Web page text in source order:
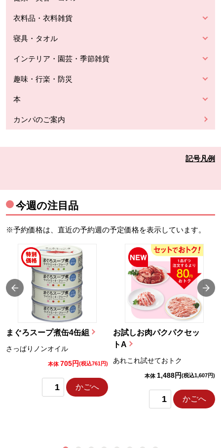
衣料品・衣料雑貨
寝具・タオル
インテリア・園芸・季節雑貨
趣味・行楽・防災
本
カンパのご案内
記号凡例
今週の注目品
※予約価格は、直近の予約週の予定価格を表示しています。
まぐろスープ煮缶4缶組
さっぱりノンオイル
本体 705円(税込761円)
かごへ
お試しお肉パクパクセッ
トA
あれこれ試せておトク
本体 1,488円(税込1,607円)
かごへ